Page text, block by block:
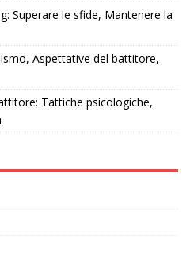
Superare le sfide, Mantenere la
Aspettative del battitore,
Tattiche psicologiche,